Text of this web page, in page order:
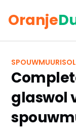
Oranje
glaswol